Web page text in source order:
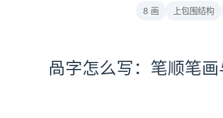
8 画 上包围结构
咼字怎么写：笔顺笔